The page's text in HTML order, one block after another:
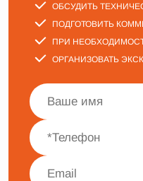
ОБСУДИТЬ
ПОДГОТОВИТЬ
ПРИ
ОРГАНИЗОВАТЬ